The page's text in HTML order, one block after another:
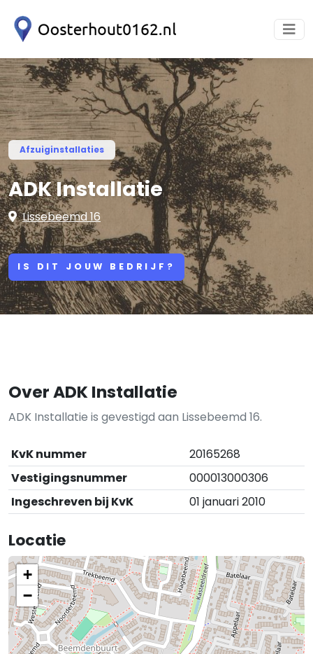
Afzuiginstallaties
ADK Installatie
Lissebeemd 16
IS DIT JOUW BEDRIJF?
Over ADK Installatie
ADK Installatie is gevestigd aan Lissebeemd 16.
KvK nummer
20165268
Vestigingsnummer
000013000306
Ingeschreven bij KvK
01 januari 2010
Locatie
+
−